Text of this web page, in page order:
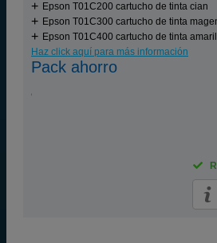
Epson T01C200 cartucho de tinta cian
Epson T01C300 cartucho de tinta
Epson T01C400 cartucho de tinta
Haz click aquí para más información
Pack ahorro